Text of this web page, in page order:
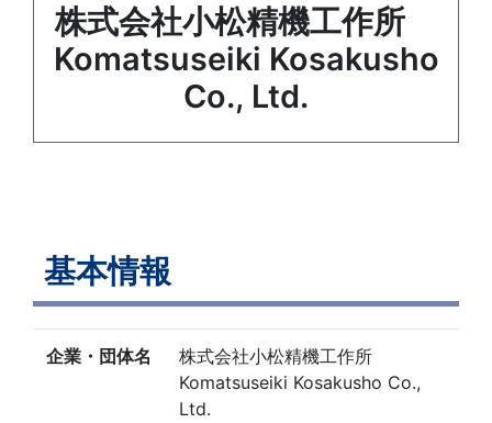
株式会社小松精機工作所
Komatsuseiki Kosakusho
Co., Ltd.
基本情報
企業・団体名
株式会社小松精機工作所
Komatsuseiki Kosakusho Co.,
Ltd.